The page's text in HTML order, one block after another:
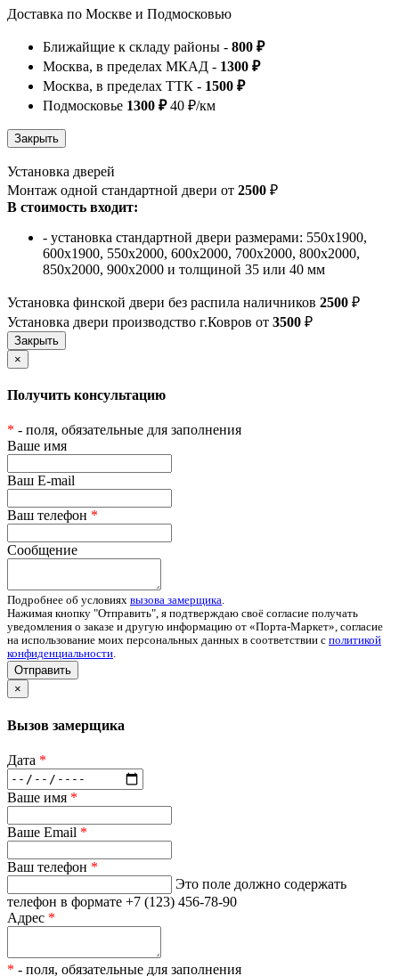
Доставка по Москве и Подмосковью
Ближайщие к складу районы - 800 ₽
Москва, в пределах МКАД - 1300 ₽
Москва, в пределах ТТК - 1500 ₽
Подмосковье 1300 ₽40 ₽/км
Установка дверей
Монтаж одной стандартной двери от 2500 ₽
В стоимость входит:
- установка стандартной двери размерами: 550х1900,
600х1900, 550х2000, 600х2000, 700х2000, 800х2000,
850х2000, 900х2000 и толщиной 35 или 40 мм
Установка финской двери без распила наличников 2500 ₽
Установка двери производство г.Ковров от 3500 ₽
×
Получить консультацию
* - поля, обязательные для заполнения
Ваше имя
Ваш E-mail
Ваш телефон *
Сообщение
Подробнее об условиях вызова замерщика.
Нажимая кнопку "Отправить", я подтверждаю своё согласие получать
уведомления о заказе и другую информацию от «Порта-Маркет», согласие
на использование моих персональных данных в соответствии с политикой
конфиденциальности.
Отправить
×
Вызов замерщика
Дата *
Ваше имя *
Ваше Email *
Ваш телефон *
Это поле должно содержать
телефон в формате +7 (123) 456-78-90
Адрес *
* - поля, обязательные для заполнения